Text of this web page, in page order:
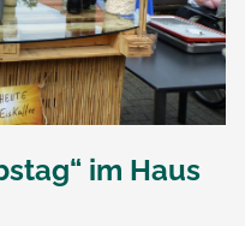
im Haus